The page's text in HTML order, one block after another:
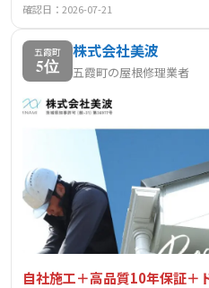
確認日：2026-07-21
五霞町
5位
株式会社美波
五霞町の屋根修理業者
自社施工＋高品質10年保証＋